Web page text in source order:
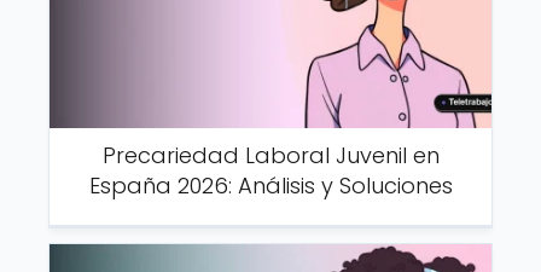
Precariedad Laboral Juvenil en
España 2026: Análisis y Soluciones